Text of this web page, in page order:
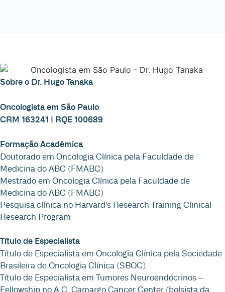
Sobre o Dr. Hugo Tanaka
Oncologista em São Paulo
CRM 163241 | RQE 100689
Formação Acadêmica
Doutorado em Oncologia Clínica pela Faculdade de
Medicina do ABC (FMABC)
Mestrado em Oncologia Clínica pela Faculdade de
Medicina do ABC (FMABC)
Pesquisa clínica no Harvard’s Research Training Clinical
Research Program
Título de Especialista
Título de Especialista em Oncologia Clínica pela Sociedade
Brasileira de Oncologia Clínica (SBOC)
Título de Especialista em Tumores Neuroendócrinos –
Fellowship no A.C. Camargo Cancer Center (bolsista da